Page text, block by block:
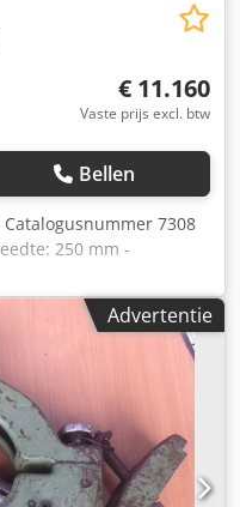
€ 11.160
Vaste prijs excl. btw
Bellen
Catalogusnummer 7308
250 mm -
mm - Maximale
schijfgat: 80 mm -
met
mm Bovenzijde: -
- Palmechanisme -
- Gladde aandrukas,
- Sliprol, glad -
- Rolbreedte:
afmeting
mm Uitvoertafel: -
Advertentie